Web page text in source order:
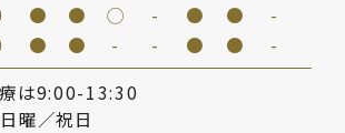
● ● ◯ - ● ●
-
● ● - - ● ●
-
は9:00-13:30
曜／祝日